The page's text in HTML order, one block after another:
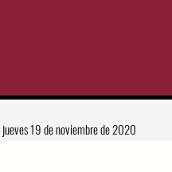
19 de noviembre de 2020